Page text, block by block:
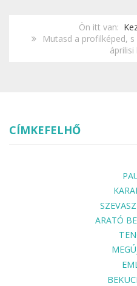
Ön itt van:
Mutasd a profilképed,
áprilisi
CÍMKEFELHŐ
ARATÓ